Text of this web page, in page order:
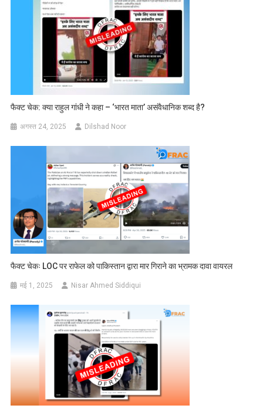
फैक्ट चेक: क्या राहुल गांधी ने कहा – ‘भारत माता’ असंवैधानिक शब्द है?
अगस्त 24, 2025 Dilshad Noor
फैक्ट चेकः LOC पर राफेल को पाकिस्तान द्वारा मार गिराने का भ्रामक दावा वायरल
मई 1, 2025 Nisar Ahmed Siddiqui